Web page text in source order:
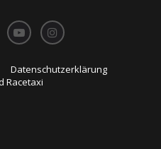
Datenschutzerklärung
Racetaxi